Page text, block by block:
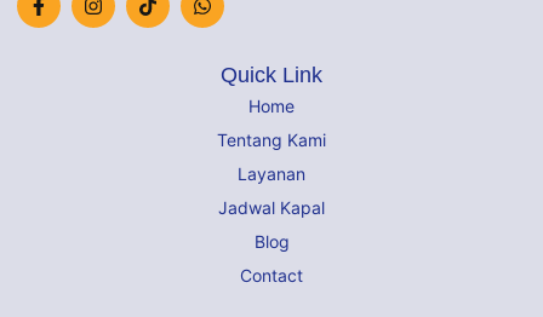
Quick Link
Home
Tentang Kami
Layanan
Jadwal Kapal
Blog
Contact